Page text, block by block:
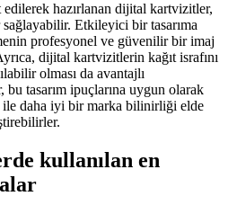
edilerek hazırlanan dijital kartvizitler,
Etkileyici bir tasarıma
profesyonel ve güvenilir bir imaj
dijital kartvizitlerin kağıt israfını
olması da avantajlı
tasarım ipuçlarına uygun olarak
daha iyi bir marka bilinirliği elde
kullanılan en